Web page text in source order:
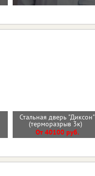
Стальная дверь "Диксон"
(терморазрыв 3к)
От 40100 руб.